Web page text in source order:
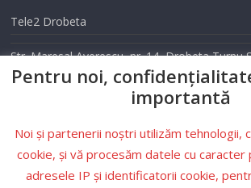
Tele2 Drobeta
Str. Maresal Averescu, nr. 14, Drobeta Turnu
Telefon: 0352 405 500
Email: info@tele2drobeta.ro
Website: tele2drobeta.ro
Pentru noi,
importantă
Noi și partenerii noștri utilizăm tehnologii,
cookie, și vă procesăm datele cu caracter
adresele IP și identificatorii cookie,